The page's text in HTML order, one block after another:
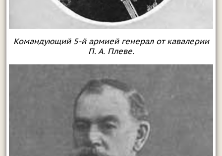
Командующий 5-й армией генерал от кавалерии
П. А. Плеве.